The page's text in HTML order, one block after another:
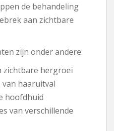
de behandeling
aan zichtbare
zijn onder andere:
zichtbare hergroei
haaruitval
hoofdhuid
van verschillende